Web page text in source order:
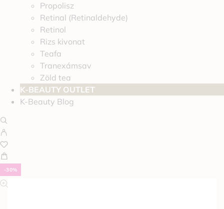
Propolisz
Retinal (Retinaldehyde)
Retinol
Rizs kivonat
Teafa
Tranexámsav
Zöld tea
K-BEAUTY OUTLET
K-Beauty Blog
-30%